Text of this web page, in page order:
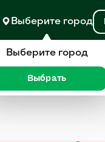
Выберите город
Выберите город
Выбрать